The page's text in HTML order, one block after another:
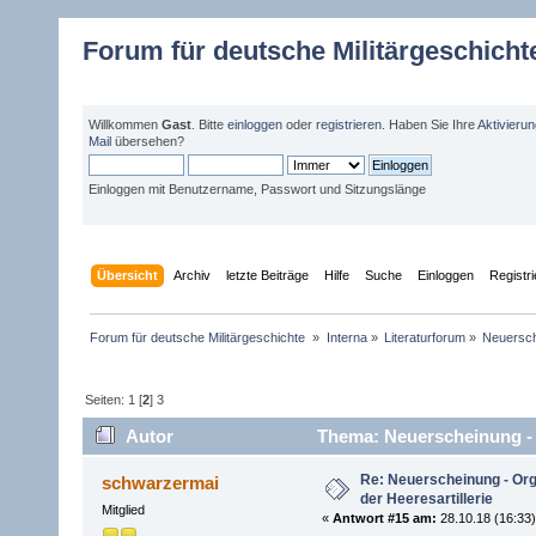
Forum für deutsche
Willkommen Gast . Bitte einloggen oder registrieren . Haben Sie Ihre
Mail übersehen?
Einloggen mit Benutzername, Passwort und Sitzungslänge
Übersicht Archiv letzte Beiträge Hilfe Suche Einloggen
Forum für deutsche Militärgeschichte » Interna» Literaturforum»
Seiten: 1 [2]3
Autor
Thema: Neuerscheinung
mal)
schwarzermai
Mitglied
Re: Neuerscheinung -
der Heeresartillerie
« Antwort #15 am: 28.10.18